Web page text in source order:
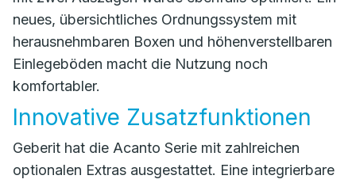
neues, übersichtliches Ordnungssystem mit
herausnehmbaren Boxen und höhenverstellbaren
Einlegeböden macht die Nutzung noch
komfortabler.
Innovative Zusatzfunktionen
Geberit hat die Acanto Serie mit zahlreichen
optionalen Extras ausgestattet. Eine integrierbare